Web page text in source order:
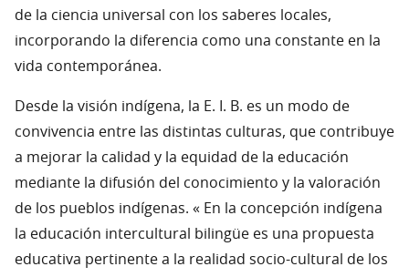
de la ciencia universal con los saberes locales,
incorporando la diferencia como una constante en la
vida contemporánea.
Desde la visión indígena, la E. I. B. es un modo de
convivencia entre las distintas culturas, que contribuye
a mejorar la calidad y la equidad de la educación
mediante la difusión del conocimiento y la valoración
de los pueblos indígenas. « En la concepción indígena
la educación intercultural bilingüe es una propuesta
educativa pertinente a la realidad socio-cultural de los